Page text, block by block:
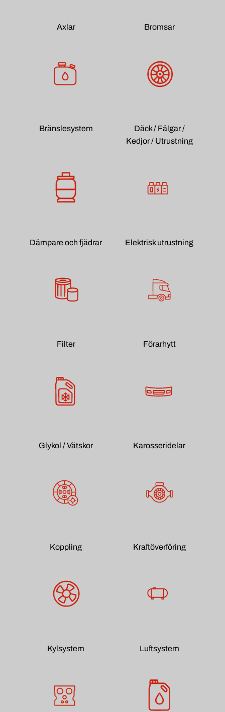
Axlar Bromsar
Bränslesystem
Däck / Fälgar /
Kedjor / Utrustning
Dämpare och fjädrar Elektrisk utrustning
Filter Förarhytt
Glykol / Vätskor Karosseridelar
Koppling Kraftöverföring
Kylsystem Luftsystem